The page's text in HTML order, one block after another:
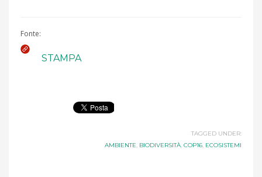
Fonte:
STAMPA
TAGGED UNDER:
AMBIENTE, BIODIVERSITÀ, COP16, ECOSISTEMI